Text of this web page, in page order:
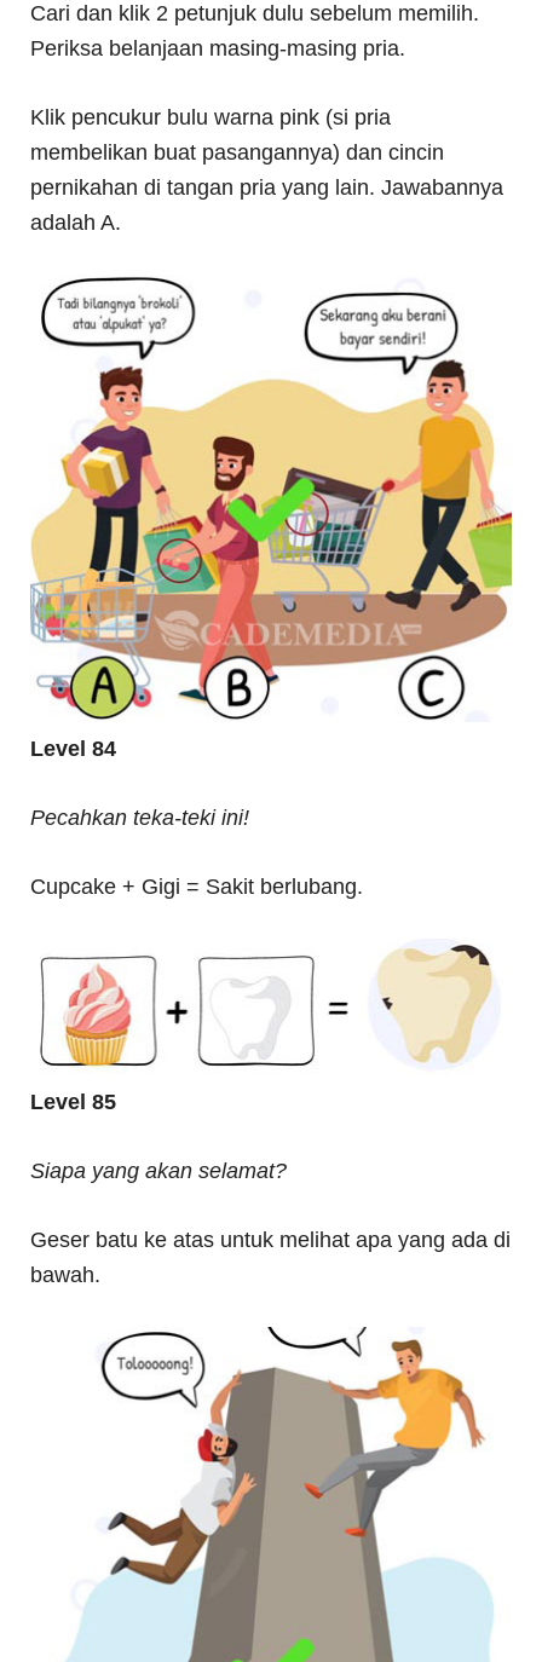
Cari dan klik 2 petunjuk dulu sebelum memilih.
Periksa belanjaan masing-masing pria.
Klik pencukur bulu warna pink (si pria
membelikan buat pasangannya) dan cincin
pernikahan di tangan pria yang lain. Jawabannya
adalah A.
Level 84
Pecahkan teka-teki ini!
Cupcake + Gigi = Sakit berlubang.
Level 85
Siapa yang akan selamat?
Geser batu ke atas untuk melihat apa yang ada di
bawah.